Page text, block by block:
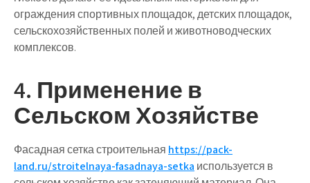
ограждения спортивных площадок, детских площадок,
сельскохозяйственных полей и животноводческих
комплексов.
4. Применение в
Сельском Хозяйстве
Фасадная сетка строительная https://pack-
land.ru/stroitelnaya-fasadnaya-setka используется в